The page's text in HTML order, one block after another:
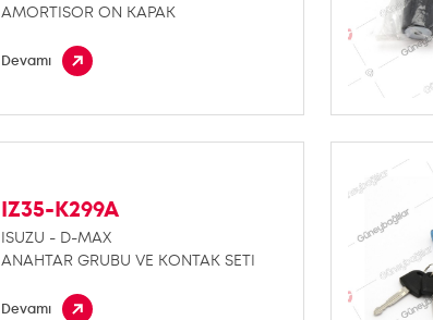
AMORTISOR ON KAPAK
Devamı
IZ35-K299A
ISUZU - D-MAX
ANAHTAR GRUBU VE KONTAK SETI
Devamı